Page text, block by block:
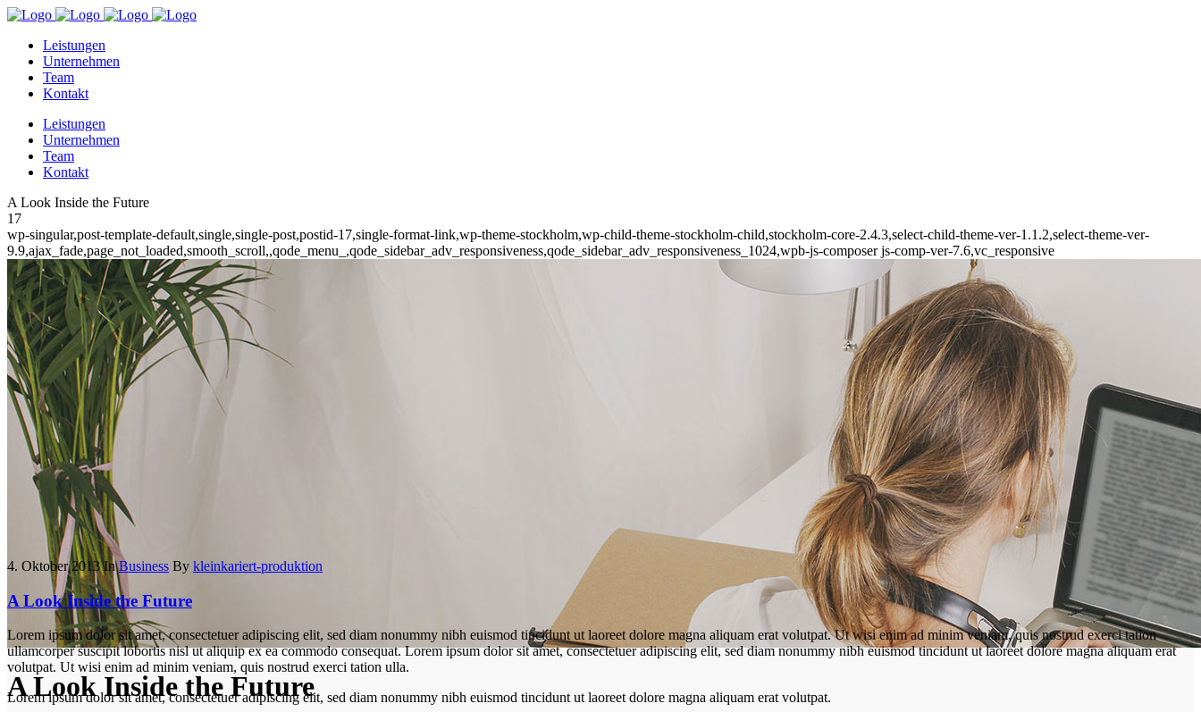
Leistungen
Unternehmen
Team
Kontakt
Leistungen
Unternehmen
Team
Kontakt
A Look Inside the Future
17
wp-singular,post-template-default,single,single-post,postid-17,single-format-link,wp-theme-stockholm,wp-child-theme-stockholm-child,stockholm-core-2.4.3,select-child-theme-ver-1.1.2,select-theme-ver-
9.9,ajax_fade,page_not_loaded,smooth_scroll,,qode_menu_,qode_sidebar_adv_responsiveness,qode_sidebar_adv_responsiveness_1024,wpb-js-composer js-comp-ver-7.6,vc_responsive
A Look Inside the Future
4. Oktober 2013 In Business By kleinkariert-produktion
A Look Inside the Future
Lorem ipsum dolor sit amet, consectetuer adipiscing elit, sed diam nonummy nibh euismod tincidunt ut laoreet dolore magna aliquam erat volutpat. Ut wisi enim ad minim veniam, quis nostrud exerci tation
ullamcorper suscipit lobortis nisl ut aliquip ex ea commodo consequat. Lorem ipsum dolor sit amet, consectetuer adipiscing elit, sed diam nonummy nibh euismod tincidunt ut laoreet dolore magna aliquam erat
volutpat. Ut wisi enim ad minim veniam, quis nostrud exerci tation ulla.
Lorem ipsum dolor sit amet, consectetuer adipiscing elit, sed diam nonummy nibh euismod tincidunt ut laoreet dolore magna aliquam erat volutpat.